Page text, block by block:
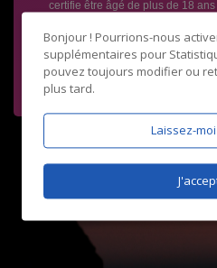
certifie être âgé de plus de 18 ans
Bonjour ! Pourrions-nous
supplémentaires pour
pouvez toujours modifier ou
plus tard.
Laissez-